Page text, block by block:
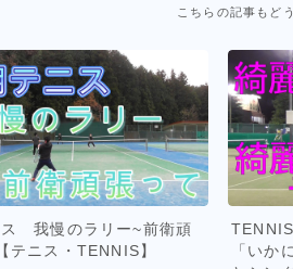
こちらの記事もど
我慢のラリー~前衛頑
テニス・TENNIS】
「いか